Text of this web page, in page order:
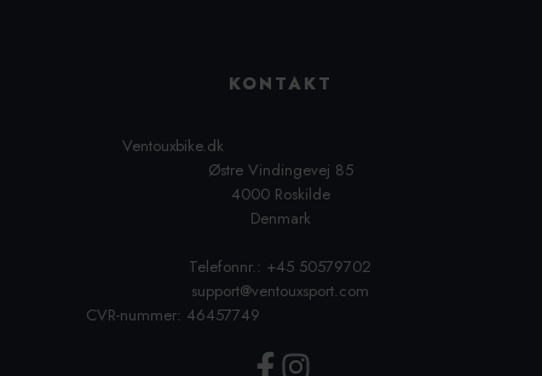
KONTAKT
Ventouxbike.dk
Østre Vindingevej 85
4000 Roskilde
Denmark
Telefonnr.: +45 50579702
support@ventouxsport.com
CVR-nummer: 46457749